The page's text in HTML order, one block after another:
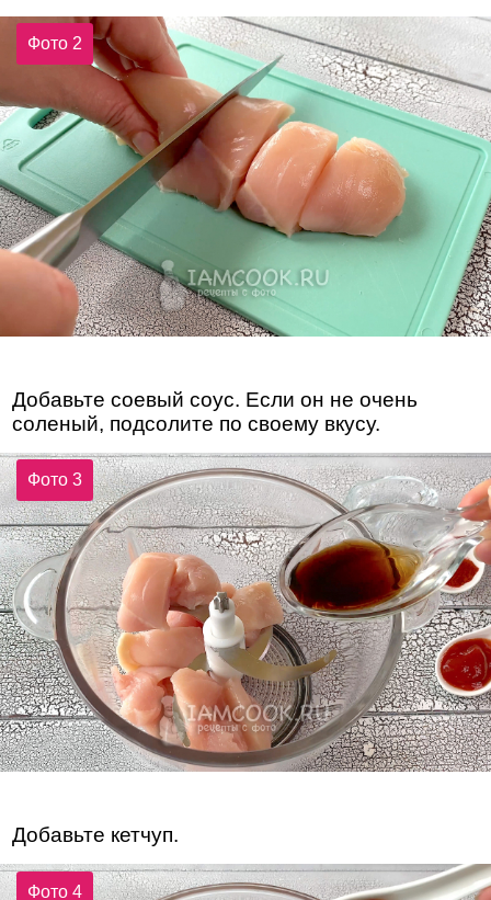
Фото 2
Добавьте соевый соус. Если он не очень
соленый, подсолите по своему вкусу.
Фото 3
Добавьте кетчуп.
Фото 4